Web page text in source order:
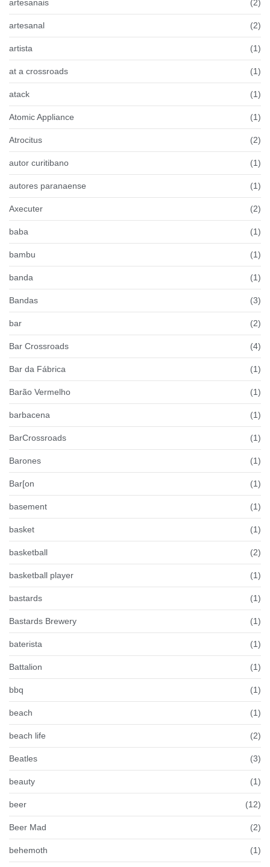
artesanais (2)
artesanal (2)
artista (1)
at a crossroads (1)
atack (1)
Atomic Appliance (1)
Atrocitus (2)
autor curitibano (1)
autores paranaense (1)
Axecuter (2)
baba (1)
bambu (1)
banda (1)
Bandas (3)
bar (2)
Bar Crossroads (4)
Bar da Fábrica (1)
Barão Vermelho (1)
barbacena (1)
BarCrossroads (1)
Barones (1)
Bar[on (1)
basement (1)
basket (1)
basketball (2)
basketball player (1)
bastards (1)
Bastards Brewery (1)
baterista (1)
Battalion (1)
bbq (1)
beach (1)
beach life (2)
Beatles (3)
beauty (1)
beer (12)
Beer Mad (2)
behemoth (1)